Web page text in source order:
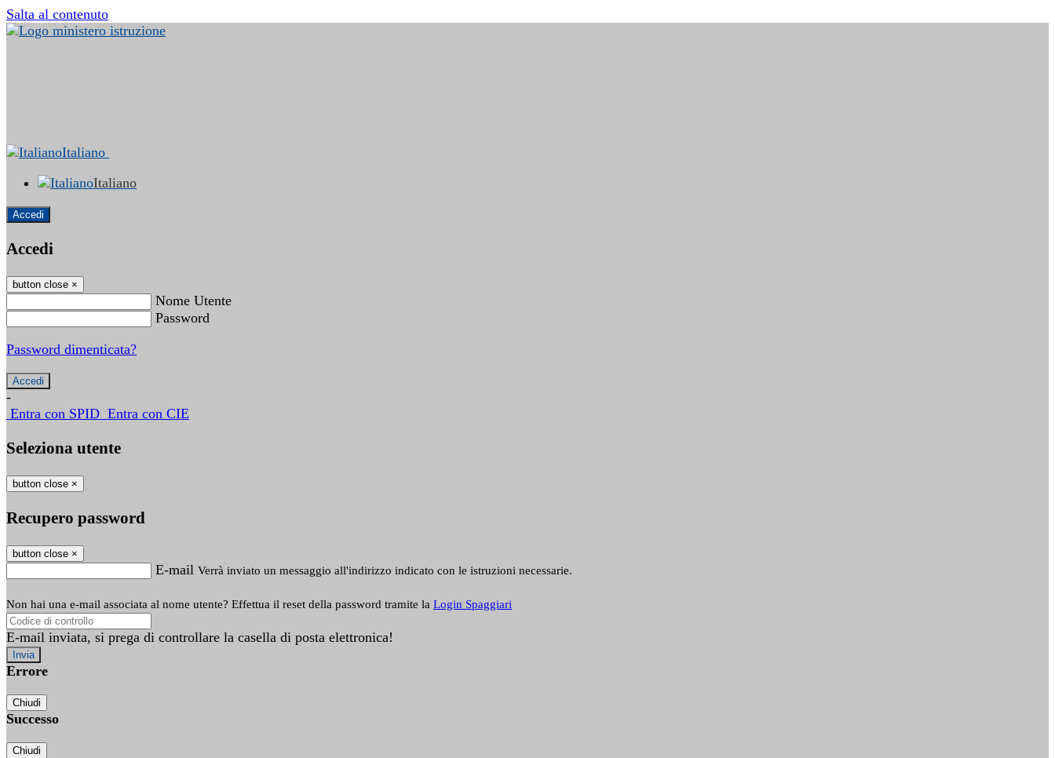
Salta al contenuto
Italiano
Italiano
Accedi
Accedi
button close ×
Nome Utente
Password
Password dimenticata?
-
Entra con SPID Entra con CIE
Seleziona utente
button close ×
Recupero password
button close ×
E-mail Verrà inviato un messaggio all'indirizzo indicato con le istruzioni necessarie.
Non hai una e-mail associata al nome utente? Effettua il reset della password tramite la Login Spaggiari
E-mail inviata, si prega di controllare la casella di posta elettronica!
Errore
Chiudi
Successo
Chiudi